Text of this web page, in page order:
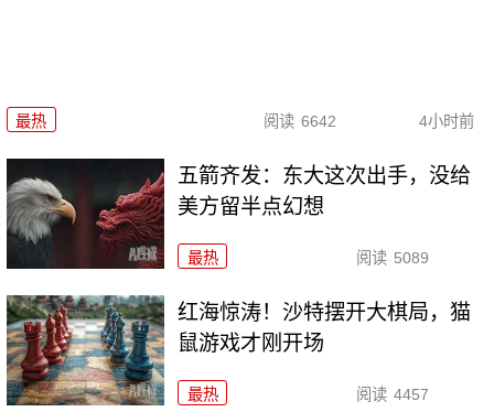
最热 阅读 6642 4小时前
五箭齐发：东大这次出手，没给
美方留半点幻想
最热 阅读 5089
红海惊涛！沙特摆开大棋局，猫
鼠游戏才刚开场
最热 阅读 4457